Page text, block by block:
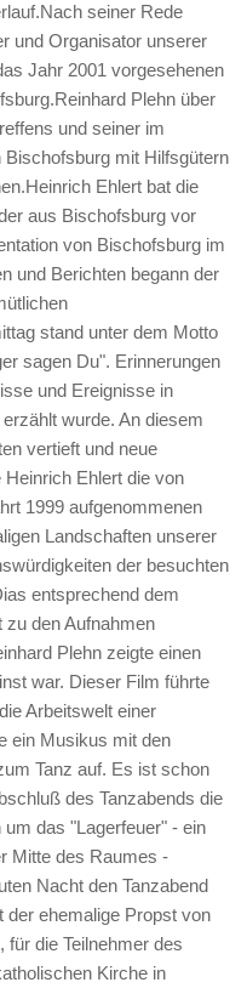
seiner Rede
und Organisator unserer
Jahr 2001 vorgesehenen
Plehn über
und seiner im
mit Hilfsgütern
Ehlert bat die
aus Bischofsburg vor
von Bischofsburg im
und Berichten begann der
stand unter dem Motto
sagen Du". Erinnerungen
und Ereignisse in
wurde. An diesem
vertieft und neue
Ehlert die von
1999 aufgenommenen
Landschaften unserer
der besuchten
entsprechend dem
zu den Aufnahmen
Plehn zeigte einen
war. Dieser Film führte
Arbeitswelt einer
ein Musikus mit den
Tanz auf. Es ist schon
des Tanzabends die
das "Lagerfeuer" - ein
Mitte des Raumes -
Nacht den Tanzabend
der ehemalige Propst von
die Teilnehmer des
Kirche in